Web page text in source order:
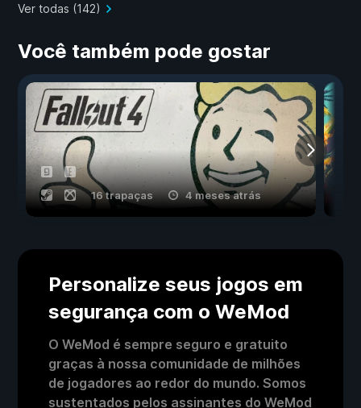
Ver todas (142)
Você também pode gostar
16 trapaças 4 meses atrás
Personalize seus jogos em
segurança com o WeMod
O WeMod é sempre seguro e gratuito
graças à nossa comunidade de milhões
de jogadores ao redor do mundo. Somos
sustentados pelos assinantes do WeMod